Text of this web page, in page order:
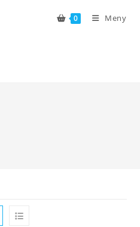
0 Meny